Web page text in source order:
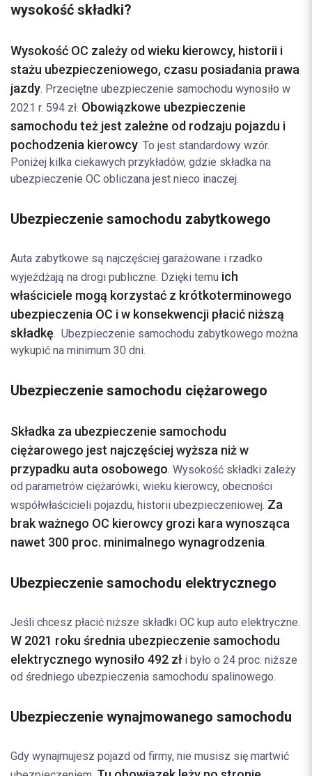
wysokość składki?
Wysokość OC zależy od wieku kierowcy, historii i
stażu ubezpieczeniowego, czasu posiadania prawa
jazdy. Przeciętne ubezpieczenie samochodu wynosiło w
2021 r. 594 zł. Obowiązkowe ubezpieczenie
samochodu też jest zależne od rodzaju pojazdu i
pochodzenia kierowcy. To jest standardowy wzór.
Poniżej kilka ciekawych przykładów, gdzie składka na
ubezpieczenie OC obliczana jest nieco inaczej.
Ubezpieczenie samochodu zabytkowego
Auta zabytkowe są najczęściej garażowane i rzadko
wyjeżdżają na drogi publiczne. Dzięki temu ich
właściciele mogą korzystać z krótkoterminowego
ubezpieczenia OC i w konsekwencji płacić niższą
składkę. Ubezpieczenie samochodu zabytkowego można
wykupić na minimum 30 dni.
Ubezpieczenie samochodu ciężarowego
Składka za ubezpieczenie samochodu
ciężarowego jest najczęściej wyższa niż w
przypadku auta osobowego. Wysokość składki zależy
od parametrów ciężarówki, wieku kierowcy, obecności
współwłaścicieli pojazdu, historii ubezpieczeniowej. Za
brak ważnego OC kierowcy grozi kara wynosząca
nawet 300 proc. minimalnego wynagrodzenia.
Ubezpieczenie samochodu elektrycznego
Jeśli chcesz płacić niższe składki OC kup auto elektryczne.
W 2021 roku średnia ubezpieczenie samochodu
elektrycznego wynosiło 492 zł i było o 24 proc. niższe
od średniego ubezpieczenia samochodu spalinowego.
Ubezpieczenie wynajmowanego samochodu
Gdy wynajmujesz pojazd od firmy, nie musisz się martwić